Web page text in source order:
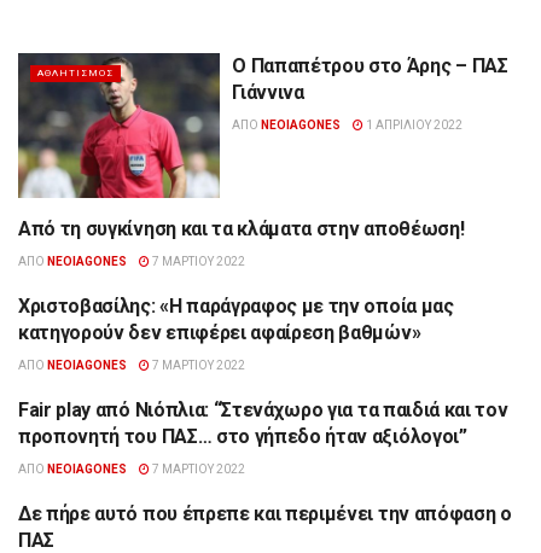
ΑΘΛΗΤΙΣΜΌΣ
Ο Παπαπέτρου στο Άρης – ΠΑΣ
Γιάννινα
ΑΠΌ NEOIAGONES 1 ΑΠΡΙΛΊΟΥ 2022
ΑΘΛΗΤΙΣΜΌΣ
Από τη συγκίνηση και τα κλάματα στην αποθέωση!
ΑΠΌ NEOIAGONES 7 ΜΑΡΤΊΟΥ 2022
ΑΘΛΗΤΙΣΜΌΣ
Χριστοβασίλης: «Η παράγραφος με την οποία μας
κατηγορούν δεν επιφέρει αφαίρεση βαθμών»
ΑΠΌ NEOIAGONES 7 ΜΑΡΤΊΟΥ 2022
ΑΘΛΗΤΙΣΜΌΣ
Fair play από Νιόπλια: “Στενάχωρο για τα παιδιά και τον
προπονητή του ΠΑΣ… στο γήπεδο ήταν αξιόλογοι”
ΑΠΌ NEOIAGONES 7 ΜΑΡΤΊΟΥ 2022
ΑΘΛΗΤΙΣΜΌΣ
Δε πήρε αυτό που έπρεπε και περιμένει την απόφαση ο
ΠΑΣ